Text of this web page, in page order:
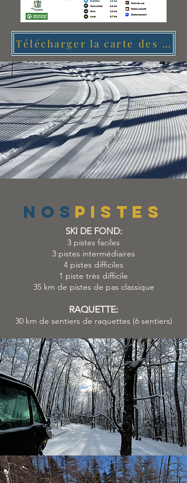
Télécharger la carte des sentiers de raquette
NOS PISTES
SKI DE FOND:
3 pistes faciles
3 pistes intermédiaires
4 pistes difficiles
1 piste très difficile
35 km de pistes de pas classique
RAQUETTE:
30 km de sentiers de raquettes (6 sentiers)